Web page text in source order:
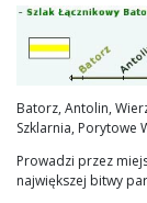
Batorz, Antolin,
Szklarnia, Porytowe
Prowadzi przez
największej bitwy